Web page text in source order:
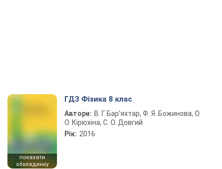
показати
обкладинку
ГДЗ Фізика 8 клас
Автори: В. Г. Бар’яхтар, Ф. Я. Божинова, О.
О. Кірюхіна, С. О. Довгий
Рік: 2016